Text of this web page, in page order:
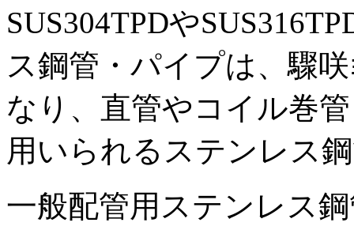
SUS304TPDや
ス鋼管・パイプは、驟
なり、直管やコイル巻
用いられるステンレス
一般配管用ステンレス